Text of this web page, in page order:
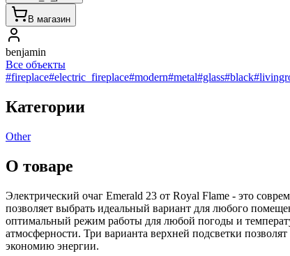
В магазин
benjamin
Все объекты
#fireplace#electric_fireplace#modern#metal#glass#black
Категории
Other
О товаре
Электрический очаг Emerald 23 от Royal Flame - это
позволяет выбрать идеальный вариант для любого
оптимальный режим работы для любой погоды и
атмосферности. Три варианта верхней подсветки
экономию энергии.